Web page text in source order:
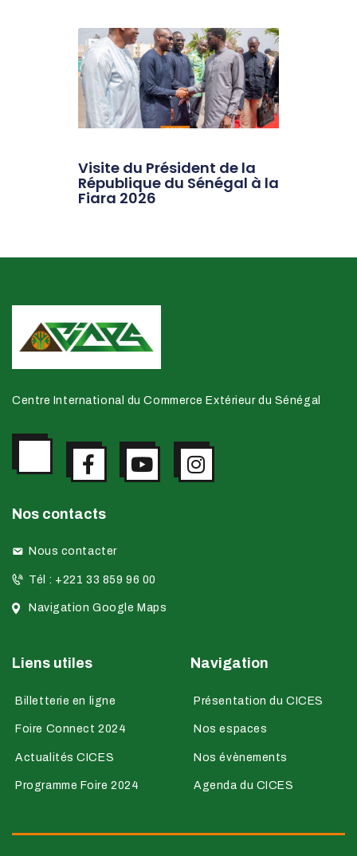
Visite du Président de la
République du Sénégal à la
Fiara 2026
Centre International du Commerce Extérieur du Sénégal
Nos contacts
Nous contacter
Tél : +221 33 859 96 00
Navigation Google Maps
Liens utiles
Billetterie en ligne
Foire Connect 2024
Actualités CICES
Programme Foire 2024
Navigation
Présentation du CICES
Nos espaces
Nos évènements
Agenda du CICES